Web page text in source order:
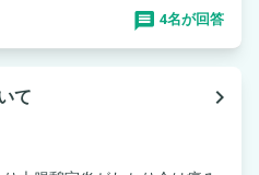
4名が回答
て
navigate_next